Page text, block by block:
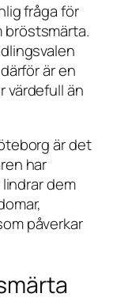
fråga för
bröstsmärta.
är en
värdefull än
är det
har
dem
påverkar